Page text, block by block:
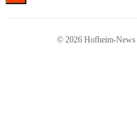
© 2026 Hofheim-News |